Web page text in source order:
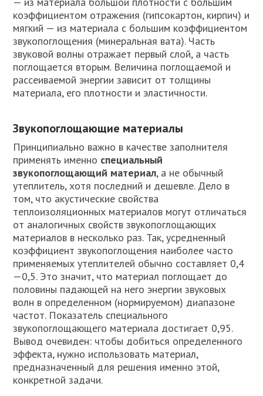
коэффициентом отражения (гипсокартон, кирпич) и
мягкий — из материала с большим коэффициентом
звукопоглощения (минеральная вата). Часть
звуковой волны отражает первый слой, а часть
поглощается вторым. Величина поглощаемой и
рассеиваемой энергии зависит от толщины
материала, его плотности и эластичности.
Звукопоглощающие материалы
Принципиально важно в качестве заполнителя
применять именно специальный
звукопоглощающий материал, а не обычный
утеплитель, хотя последний и дешевле. Дело в
том, что акустические свойства
теплоизоляционных материалов могут отличаться
от аналогичных свойств звукопоглощающих
материалов в несколько раз. Так, усредненный
коэффициент звукопоглощения наиболее часто
применяемых утеплителей обычно составляет 0,4
—0,5. Это значит, что материал поглощает до
половины падающей на него энергии звуковых
волн в определенном (нормируемом) диапазоне
частот. Показатель специального
звукопоглощающего материала достигает 0,95.
Вывод очевиден: чтобы добиться определенного
эффекта, нужно использовать материал,
предназначенный для решения именно этой,
конкретной задачи.